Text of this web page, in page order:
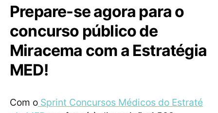
Prepare-se agora para o
concurso público de
Miracema com a Estratégia
MED!
Com o Sprint Concursos Médicos do Estraté